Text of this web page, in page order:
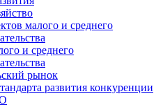
малого и среднего
и среднего
рынок
развития конкуренции